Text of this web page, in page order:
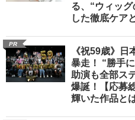
る、“ウィッ
した徹底ケア
PR
《祝59歳》
暴走！ “勝手
助演も全部ス
爆誕！【応募
輝いた作品と